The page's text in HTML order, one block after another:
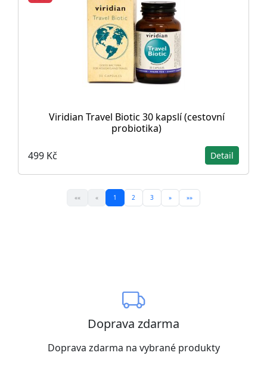
Viridian Travel Biotic 30 kapslí (cestovní
probiotika)
499 Kč Detail
«« « 1 2 3 » »»
Doprava zdarma
Doprava zdarma na vybrané produkty